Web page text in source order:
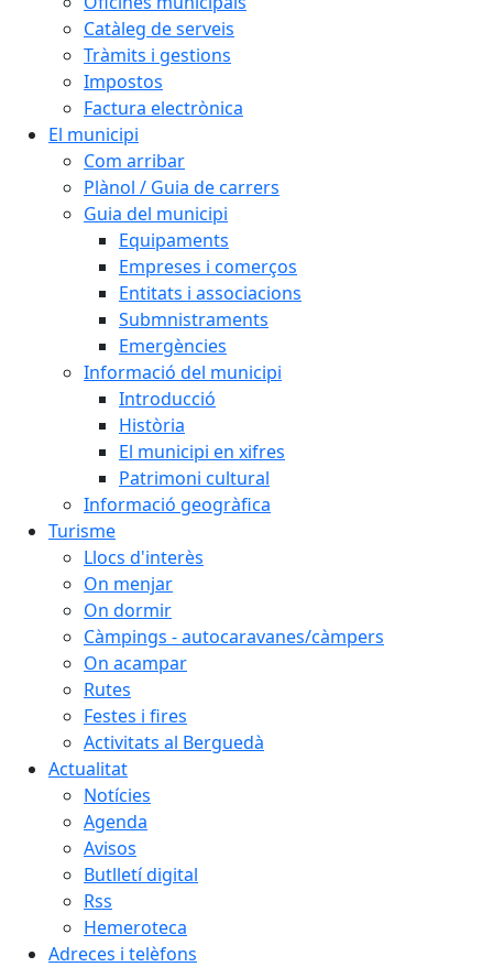
Catàleg de serveis
Tràmits i gestions
Impostos
Factura electrònica
El municipi
Com arribar
Plànol / Guia de carrers
Guia del municipi
Equipaments
Empreses i comerços
Entitats i associacions
Submnistraments
Emergències
Informació del municipi
Introducció
Història
El municipi en xifres
Patrimoni cultural
Informació geogràfica
Turisme
Llocs d'interès
On menjar
On dormir
Càmpings - autocaravanes/càmpers
On acampar
Rutes
Festes i fires
Activitats al Berguedà
Actualitat
Notícies
Agenda
Avisos
Butlletí digital
Rss
Hemeroteca
Adreces i telèfons